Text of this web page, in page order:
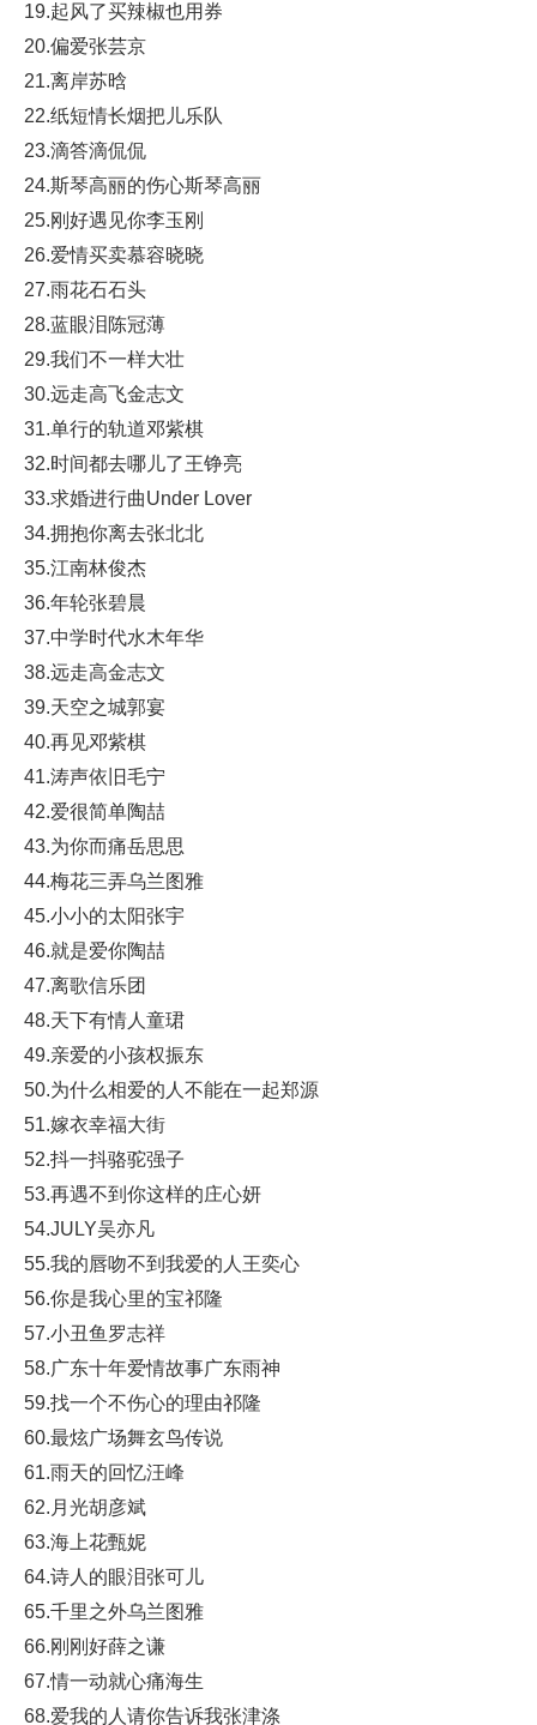
19.起风了买辣椒也用券
20.偏爱张芸京
21.离岸苏晗
22.纸短情长烟把儿乐队
23.滴答滴侃侃
24.斯琴高丽的伤心斯琴高丽
25.刚好遇见你李玉刚
26.爱情买卖慕容晓晓
27.雨花石石头
28.蓝眼泪陈冠薄
29.我们不一样大壮
30.远走高飞金志文
31.单行的轨道邓紫棋
32.时间都去哪儿了王铮亮
33.求婚进行曲Under Lover
34.拥抱你离去张北北
35.江南林俊杰
36.年轮张碧晨
37.中学时代水木年华
38.远走高金志文
39.天空之城郭宴
40.再见邓紫棋
41.涛声依旧毛宁
42.爱很简单陶喆
43.为你而痛岳思思
44.梅花三弄乌兰图雅
45.小小的太阳张宇
46.就是爱你陶喆
47.离歌信乐团
48.天下有情人童珺
49.亲爱的小孩权振东
50.为什么相爱的人不能在一起郑源
51.嫁衣幸福大街
52.抖一抖骆驼强子
53.再遇不到你这样的庄心妍
54.JULY吴亦凡
55.我的唇吻不到我爱的人王奕心
56.你是我心里的宝祁隆
57.小丑鱼罗志祥
58.广东十年爱情故事广东雨神
59.找一个不伤心的理由祁隆
60.最炫广场舞玄鸟传说
61.雨天的回忆汪峰
62.月光胡彦斌
63.海上花甄妮
64.诗人的眼泪张可儿
65.千里之外乌兰图雅
66.刚刚好薛之谦
67.情一动就心痛海生
68.爱我的人请你告诉我张津涤